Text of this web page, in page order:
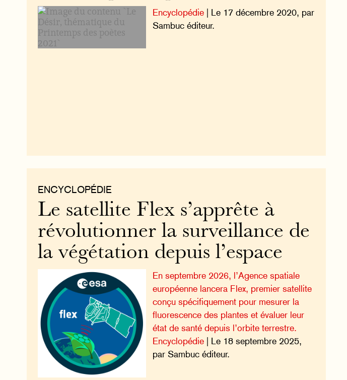
Encyclopédie | Le 17 décembre 2020, par
Sambuc éditeur.
ENCYCLOPÉDIE
Le satellite Flex s’apprête à
révolutionner la surveillance de
la végétation depuis l’espace
En septembre 2026, l’Agence spatiale
européenne lancera Flex, premier satellite
conçu spécifiquement pour mesurer la
fluorescence des plantes et évaluer leur
état de santé depuis l’orbite terrestre.
Encyclopédie | Le 18 septembre 2025,
par Sambuc éditeur.